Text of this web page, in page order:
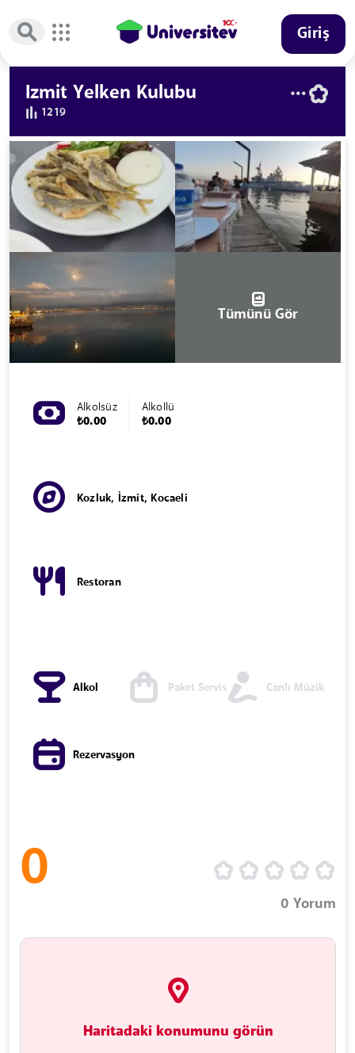
Giriş
Izmit Yelken Kulubu
1219
Tümünü Gör
Alkolsüz
₺0.00
Alkollü
₺0.00
Kozluk, İzmit, Kocaeli
Restoran
Alkol Paket Servis Canlı Müzik
Rezervasyon
0
0 Yorum
Haritadaki konumunu görün